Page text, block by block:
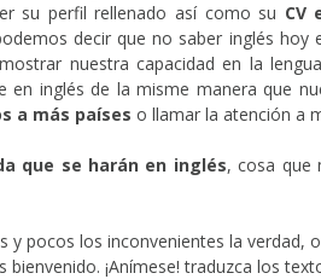
su perfil rellenado así como su CV
decir que no saber inglés hoy
nuestra capacidad en la
inglés de la misme manera que
a más países o llamar la atención a
que se harán en inglés, cosa que
pocos los inconvenientes la verdad,
¡Anímese! traduzca los